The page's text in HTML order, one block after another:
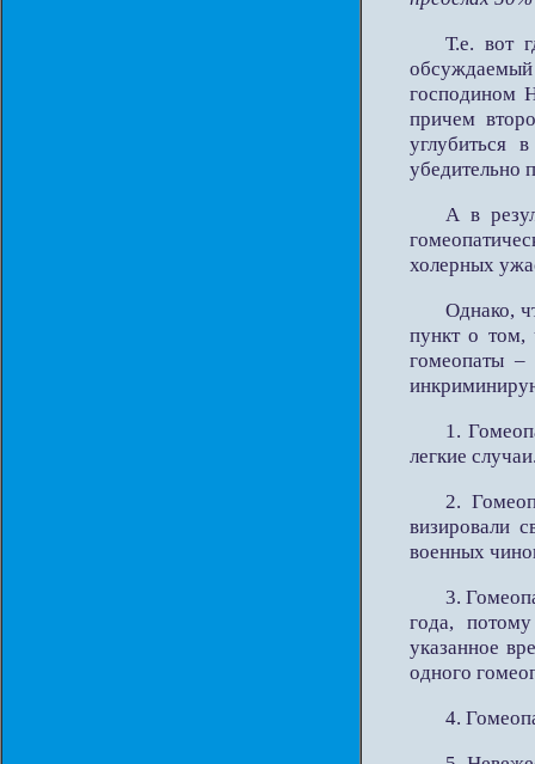
Т.е. вот
господином
причем
углубиться
убедительно
А в
холерных
Однако,
пункт о том,
гомеопаты
1.
легкие
2.
визировали
военных
3.
года,
указанное
одного
4.